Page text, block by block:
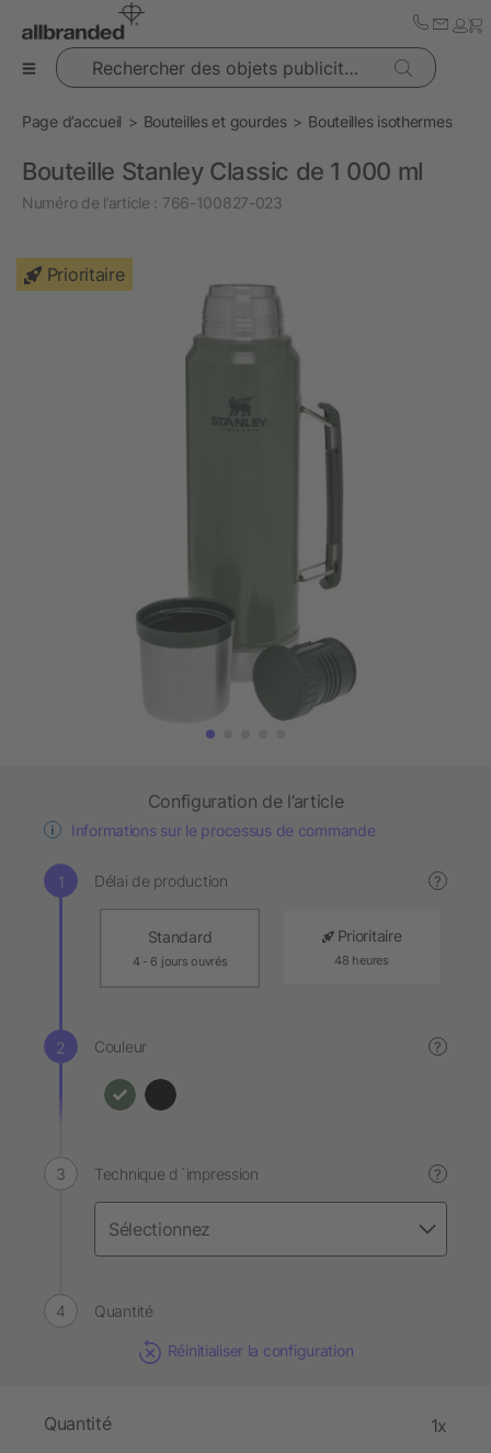
Rechercher des objets publicitaires
Page d’accueil Bouteilles et gourdes Bouteilles isothermes
Bouteille Stanley Classic de 1 000 ml
Numéro de l’article : 766-100827-023
Prioritaire
Configuration de l’article
Informations sur le processus de commande
Délai de production ?
Standard
4 - 6 jours ouvrés
Prioritaire
48 heures
Couleur ?
Technique d´impression ?
Quantité
Réinitialiser la configuration
Quantité 1x